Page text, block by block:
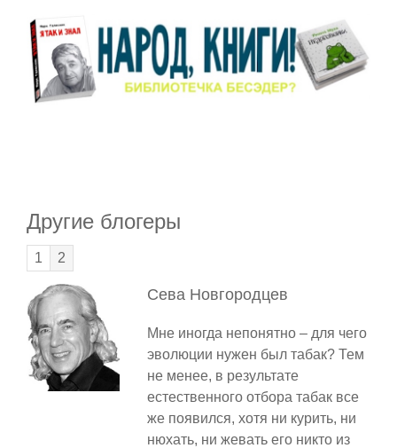
Другие блогеры
1 2
Сева Новгородцев
Мне иногда непонятно – для чего
эволюции нужен был табак? Тем
не менее, в результате
естественного отбора табак все
же появился, хотя ни курить, ни
нюхать, ни жевать его никто из